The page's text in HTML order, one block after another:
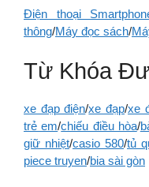
Điện thoại
thông/Máy đọc sách/
Từ Khóa
xe đạp điện/xe đạp/xe
trẻ em/chiếu điều hòa/
giữ nhiệt/casio 580/tủ
piece truyen/bia sài gòn